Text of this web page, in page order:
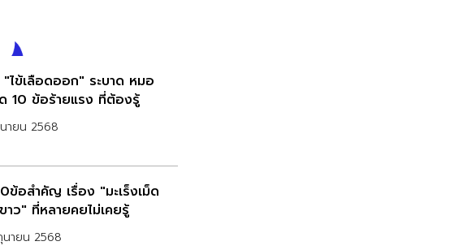
"ไข้เลือดออก" ระบาด หมอ
10 ข้อร้ายแรง ที่ต้องรู้
ายน 2568
ข้อสำคัญ เรื่อง "มะเร็งเม็ด
าว" ที่หลายคยไม่เคยรู้
ายน 2568